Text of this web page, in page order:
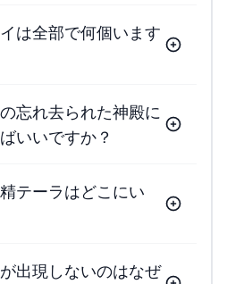
は全部で何個います
忘れ去られた神殿に
いいですか？
テーラはどこにい
出現しないのはなぜ